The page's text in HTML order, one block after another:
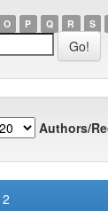
O P Q R S
Authors/